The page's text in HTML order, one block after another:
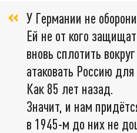
У Германии не
Ей не от кого
вновь сплотить
атаковать Россию для
Как 85 лет назад.
Значит, и нам
в 1945-м до них не